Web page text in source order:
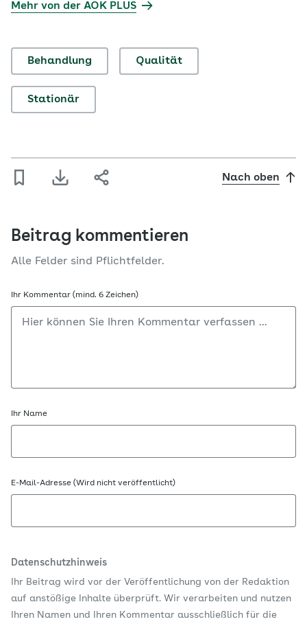
Mehr von der AOK PLUS
Behandlung Qualität
Stationär
Nach oben
Beitrag kommentieren
Alle Felder sind Pflichtfelder.
Ihr Kommentar (mind. 6 Zeichen)
Ihr Name
E-Mail-Adresse (Wird nicht veröffentlicht)
Datenschutzhinweis
Ihr Beitrag wird vor der Veröffentlichung von der Redaktion
auf anstößige Inhalte überprüft. Wir verarbeiten und nutzen
Ihren Namen und Ihren Kommentar ausschließlich für die